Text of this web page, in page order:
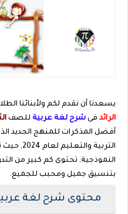
يسعدنا أن نقدم لكم ولأبنائنا
الرائدفىشرحلغة عربيةللصف
أفضل المذكرات للمنهج الجديد
التربية
النموذجية, تحتوى كم كبير من
بتنسيق جميل ومحبب للجميع.
محتوى شرح لغة